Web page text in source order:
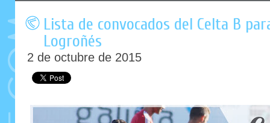
Lista de convocados del Celta B
Logroñés
2 de octubre de 2015